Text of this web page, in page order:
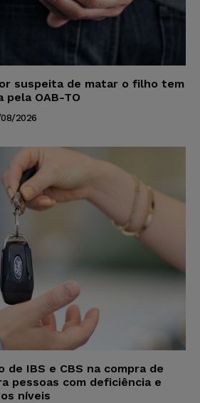
suspeita de matar o filho tem
pela OAB-TO
2026
de IBS e CBS na compra de
pessoas com deficiência e
níveis